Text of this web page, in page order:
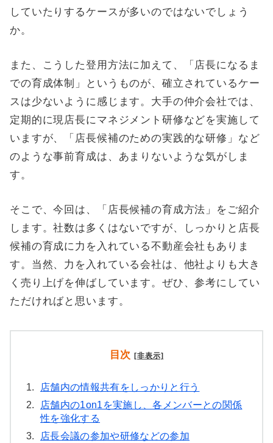
していたりするケースが多いのではないでしょう
か。
また、こうした登用方法に加えて、「店長になるま
での育成体制」というものが、確立されているケー
スは少ないように感じます。大手の仲介会社では、
定期的に現店長にマネジメント研修などを実施して
いますが、「店長候補のための実践的な研修」など
のような事前育成は、あまりないような気がしま
す。
そこで、今回は、「店長候補の育成方法」をご紹介
します。社数は多くはないですが、しっかりと店長
候補の育成に力を入れている不動産会社もありま
す。当然、力を入れている会社は、他社よりも大き
く売り上げを伸ばしています。ぜひ、参考にしてい
ただければと思います。
目次 [非表示]
1.
店舗内の情報共有をしっかりと行う
2.
店舗内の1on1を実施し、各メンバーとの関係
性を強化する
3.
店長会議の参加や研修などの参加